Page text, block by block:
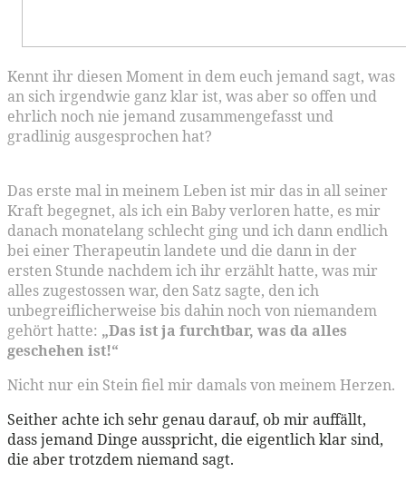
Kennt ihr diesen Moment in dem euch jemand sagt, was
an sich irgendwie ganz klar ist, was aber so offen und
ehrlich noch nie jemand zusammengefasst und
gradlinig ausgesprochen hat?
Das erste mal in meinem Leben ist mir das in all seiner
Kraft begegnet, als ich ein Baby verloren hatte, es mir
danach monatelang schlecht ging und ich dann endlich
bei einer Therapeutin landete und die dann in der
ersten Stunde nachdem ich ihr erzählt hatte, was mir
alles zugestossen war, den Satz sagte, den ich
unbegreiflicherweise bis dahin noch von niemandem
gehört hatte: „Das ist ja furchtbar, was da alles
geschehen ist!“
Nicht nur ein Stein fiel mir damals von meinem Herzen.
Seither achte ich sehr genau darauf, ob mir auffällt,
dass jemand Dinge ausspricht, die eigentlich klar sind,
die aber trotzdem niemand sagt.